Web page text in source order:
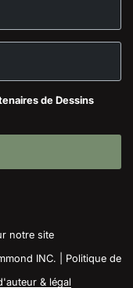
de Dessins
notre site
INC. | Politique de
& légal